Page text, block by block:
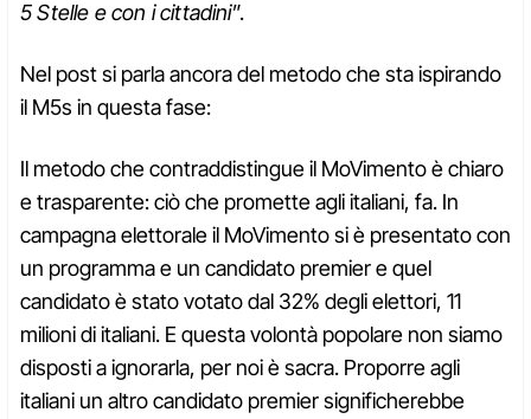
5 Stelle e con i cittadini”.
Nel post si parla ancora del metodo che sta ispirando
il M5s in questa fase:
Il metodo che contraddistingue il MoVimento è chiaro
e trasparente: ciò che promette agli italiani, fa. In
campagna elettorale il MoVimento si è presentato con
un programma e un candidato premier e quel
candidato è stato votato dal 32% degli elettori, 11
milioni di italiani. E questa volontà popolare non siamo
disposti a ignorarla, per noi è sacra. Proporre agli
italiani un altro candidato premier significherebbe